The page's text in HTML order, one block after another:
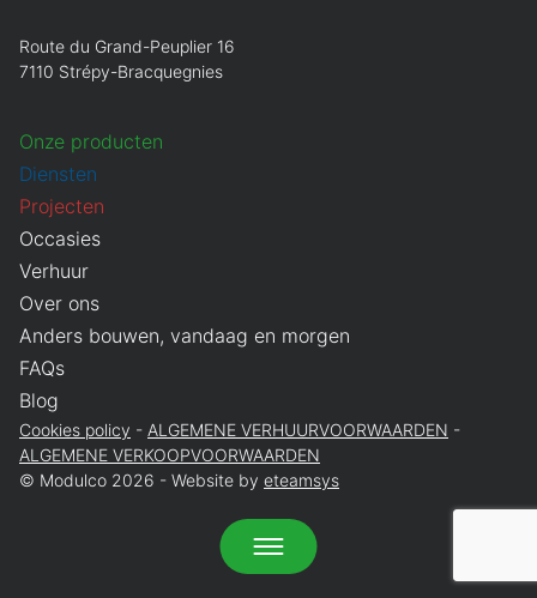
Route du Grand-Peuplier 16
7110 Strépy-Bracquegnies
Onze producten
Diensten
Projecten
Occasies
Verhuur
Over ons
Anders bouwen, vandaag en morgen
FAQs
Blog
© Modulco 2026 - Website by eteamsys
Cookies policy
ALGEMENE VERHUURVOORWAARDEN
ALGEMENE VERKOOPVOORWAARDEN